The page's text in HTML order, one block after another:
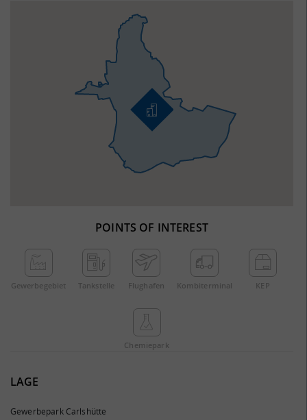
POINTS OF INTEREST
Gewerbe­gebiet Tankstelle Flughafen Kombi­terminal KEP
Chemie­park
LAGE
Gewerbepark Carlshütte